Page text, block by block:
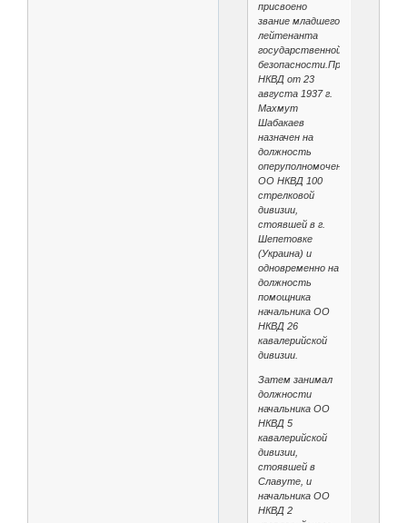
присвоено
звание младшего
лейтенанта
государственной
безопасности.Приказом
НКВД от 23
августа 1937 г.
Махмут
Шабакаев
назначен на
должность
оперуполномоченного
ОО НКВД 100
стрелковой
дивизии,
стоявшей в г.
Шепетовке
(Украина) и
одновременно на
должность
помощника
начальника ОО
НКВД 26
кавалерийской
дивизии.
Затем занимал
должности
начальника ОО
НКВД 5
кавалерийской
дивизии,
стоявшей в
Славуте, и
начальника ОО
НКВД 2